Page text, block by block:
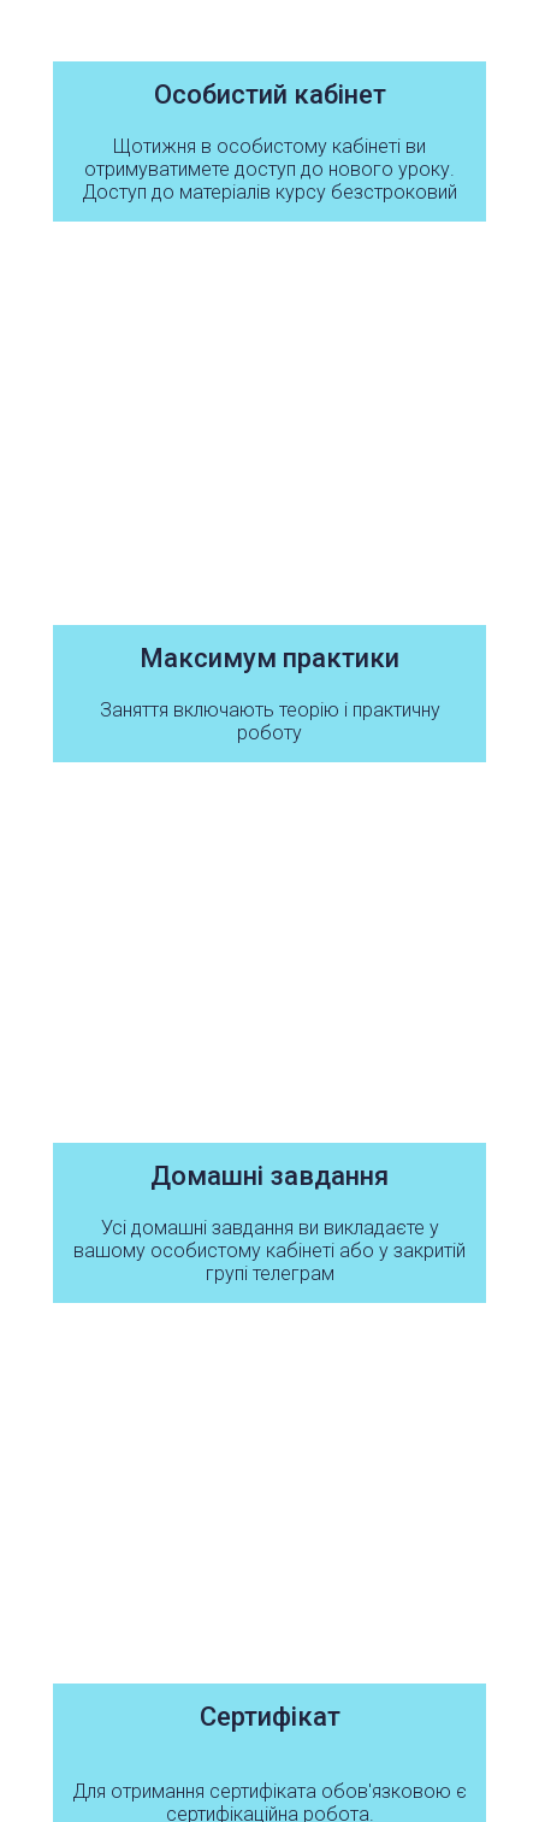
Особистий кабінет
Щотижня в особистому кабінеті ви
отримуватимете доступ до нового уроку.
Доступ до матеріалів курсу безстроковий
Максимум практики
Заняття включають теорію і практичну
роботу
Домашні завдання
Усі домашні завдання ви викладаєте у
вашому особистому кабінеті або у закритій
групі телеграм
Сертифікат
Для отримання сертифіката обов'язковою є
сертифікаційна робота.